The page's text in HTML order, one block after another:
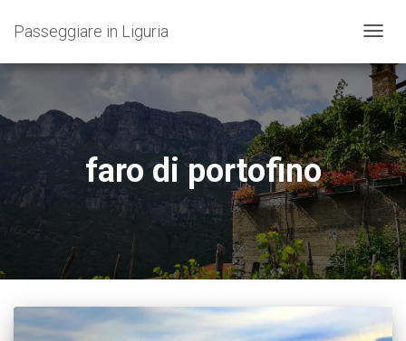
Passeggiare in Liguria
faro di portofino